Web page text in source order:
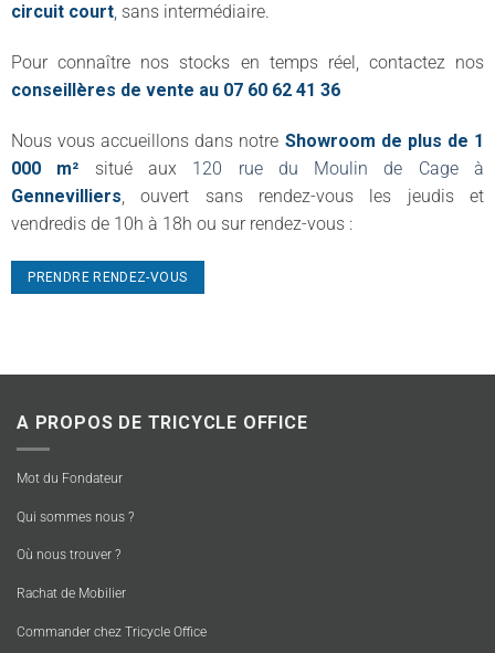
circuit court, sans intermédiaire.
Pour connaître nos stocks en temps réel, contactez nos
conseillères de vente au 07 60 62 41 36
Nous vous accueillons dans notre Showroom de plus de 1
000 m² situé aux 120 rue du Moulin de Cage à
Gennevilliers, ouvert sans rendez-vous les jeudis et
vendredis de 10h à 18h ou sur rendez-vous :
PRENDRE RENDEZ-VOUS
A PROPOS DE TRICYCLE OFFICE
Mot du Fondateur
Qui sommes nous ?
Où nous trouver ?
Rachat de Mobilier
Commander chez Tricycle Office